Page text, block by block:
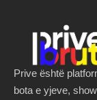
Prive është
bota e yjeve,